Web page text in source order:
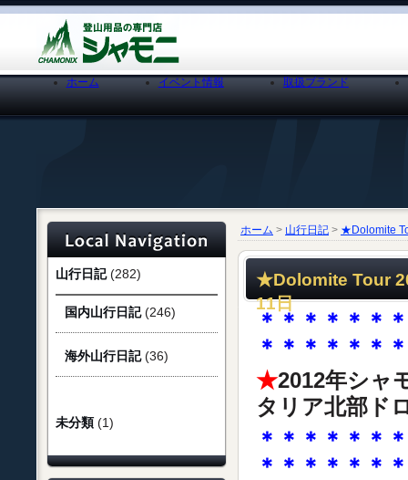
ホーム イベント情報 取扱ブランド
山行日記(282)
国内山行日記(246)
海外山行日記(36)
未分類(1)
ホーム > 山行日記 > ★Dolomite
★Dolomite Tour
11日
＊＊＊＊＊＊
＊＊＊＊＊＊
★2012年シャ
タリア北部ド
＊＊＊＊＊＊
＊＊＊＊＊＊